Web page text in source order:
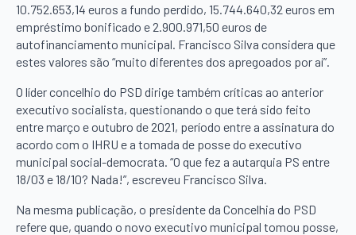
10.752.653,14 euros a fundo perdido, 15.744.640,32 euros em
empréstimo bonificado e 2.900.971,50 euros de
autofinanciamento municipal. Francisco Silva considera que
estes valores são “muito diferentes dos apregoados por aí”.
O líder concelhio do PSD dirige também críticas ao anterior
executivo socialista, questionando o que terá sido feito
entre março e outubro de 2021, período entre a assinatura do
acordo com o IHRU e a tomada de posse do executivo
municipal social-democrata. “O que fez a autarquia PS entre
18/03 e 18/10? Nada!”, escreveu Francisco Silva.
Na mesma publicação, o presidente da Concelhia do PSD
refere que, quando o novo executivo municipal tomou posse,